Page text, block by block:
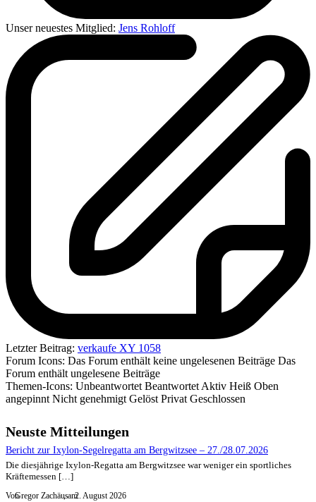
Unser neuestes Mitglied: Jens Rohloff
Letzter Beitrag: verkaufe XY 1058
Forum Icons: Das Forum enthält keine ungelesenen Beiträge Das
Forum enthält ungelesene Beiträge
Themen-Icons: Unbeantwortet Beantwortet Aktiv Heiß Oben
angepinnt Nicht genehmigt Gelöst Privat Geschlossen
Neuste Mitteilungen
Bericht zur Ixylon-Segelregatta am Bergwitzsee – 27./28.07.2026
Die diesjährige Ixylon-Regatta am Bergwitzsee war weniger ein sportliches
Kräftemessen […]
VonGregor Zachäus, am2. August 2026